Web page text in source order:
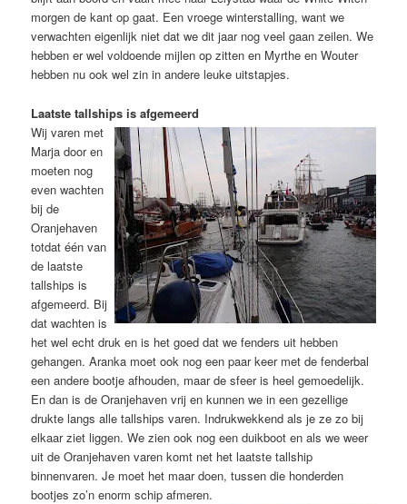
morgen de kant op gaat. Een vroege winterstalling, want we
verwachten eigenlijk niet dat we dit jaar nog veel gaan zeilen. We
hebben er wel voldoende mijlen op zitten en Myrthe en Wouter
hebben nu ook wel zin in andere leuke uitstapjes.
Laatste tallships is afgemeerd
Wij varen met
Marja door en
moeten nog
even wachten
bij de
Oranjehaven
totdat één van
de laatste
tallships is
afgemeerd. Bij
dat wachten is
het wel echt druk en is het goed dat we fenders uit hebben
gehangen. Aranka moet ook nog een paar keer met de fenderbal
een andere bootje afhouden, maar de sfeer is heel gemoedelijk.
En dan is de Oranjehaven vrij en kunnen we in een gezellige
drukte langs alle tallships varen. Indrukwekkend als je ze zo bij
elkaar ziet liggen. We zien ook nog een duikboot en als we weer
uit de Oranjehaven varen komt net het laatste tallship
binnenvaren. Je moet het maar doen, tussen die honderden
bootjes zo’n enorm schip afmeren.